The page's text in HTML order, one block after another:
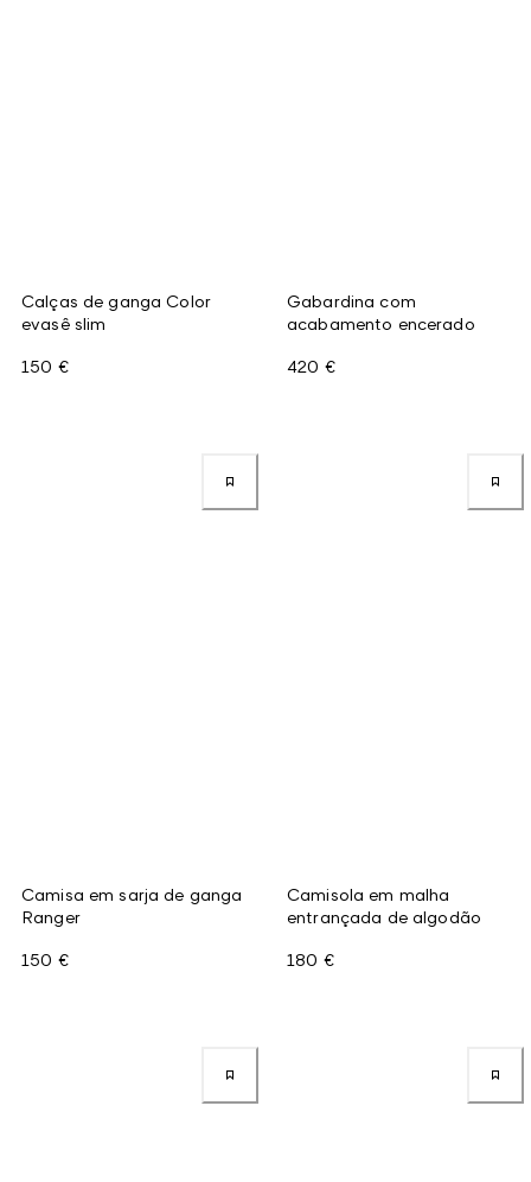
Calças de ganga Color
evasê slim
150 €
Gabardina com
acabamento encerado
420 €
Camisa em sarja de ganga
Ranger
150 €
Camisola em malha
entrançada de algodão
180 €